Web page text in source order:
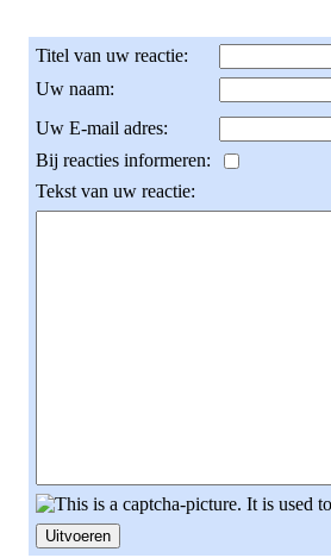
Titel van uw reactie:
Uw naam:
Uw E-mail adres:
Bij reacties informeren:
Tekst van uw reactie: